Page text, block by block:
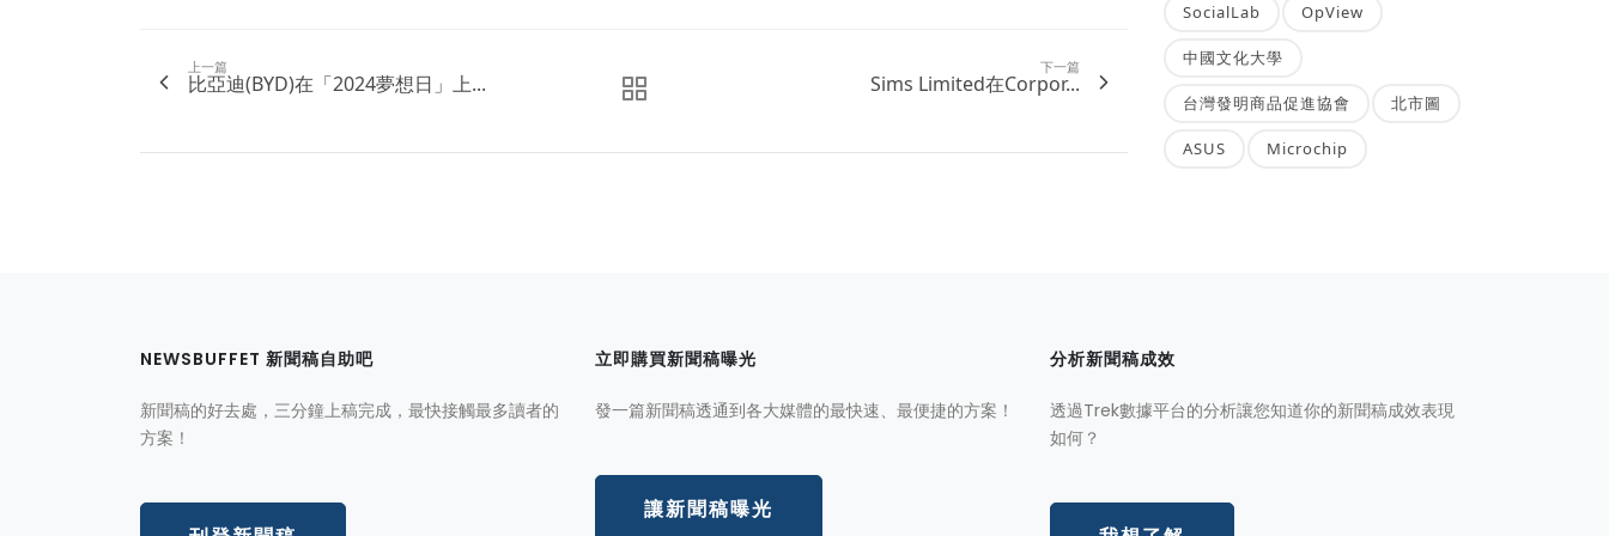
上一篇
比亞迪(BYD)在「2024夢想日」上...
下一篇
Sims Limited在Corpor...
SocialLab OpView
中國文化大學
台灣發明商品促進協會 北市圖
ASUS Microchip
NEWSBUFFET 新聞稿自助吧
新聞稿的好去處，三分鐘上稿完成，最快接觸最多讀者的
方案！
立即購買新聞稿曝光
發一篇新聞稿透通到各大媒體的最快速、最便捷的方案！
讓新聞稿曝光
分析新聞稿成效
透過Trek數據平台的分析讓您知道你的新聞稿成效表現
如何？